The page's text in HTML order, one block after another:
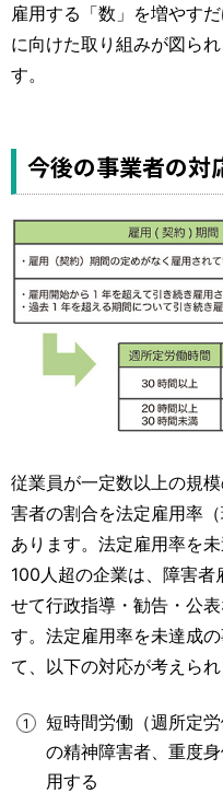
雇用する「数」を増やす
に向けた取り組みが図ら
す。
今後の事業者の対
従業員が一定数以上の規
害者の割合を法定雇用率
あります。法定雇用率を
100人超の企業は、障害
せて行政指導・勧告・公
す。法定雇用率を未達成
て、以下の対応が考えられ
短時間労働（週所定
の精神障害者、重度
用する